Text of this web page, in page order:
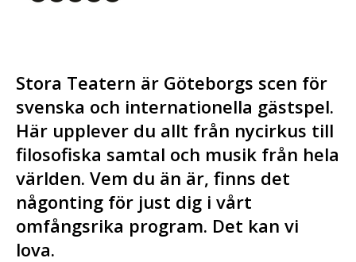
Stora Teatern är Göteborgs scen för
svenska och internationella gästspel.
Här upplever du allt från nycirkus till
filosofiska samtal och musik från hela
världen. Vem du än är, finns det
någonting för just dig i vårt
omfångsrika program. Det kan vi
lova.